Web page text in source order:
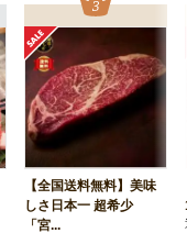
【全国送料無料】美味
しさ日本一 超希少
「宮...